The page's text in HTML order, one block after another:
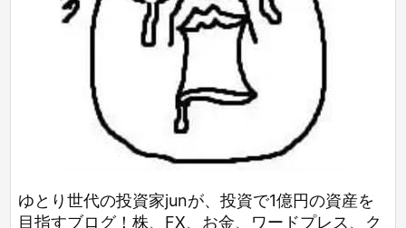
ゆとり世代の投資家junが、投資で1億円の資産を
目指すブログ！株、FX、お金、ワードプレス、ク